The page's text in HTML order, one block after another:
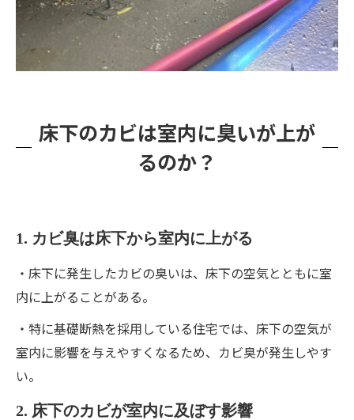
床下のカビは室内に臭いが上が
るのか？
1. カビ臭は床下から室内に上がる
・床下に発生したカビの臭いは、床下の空気とともに室
内に上がることがある。
・特に基礎断熱を採用している住宅では、床下の空気が
室内に影響を与えやすくなるため、カビ臭が発生しやす
い。
2. 床下のカビが室内に及ぼす影響